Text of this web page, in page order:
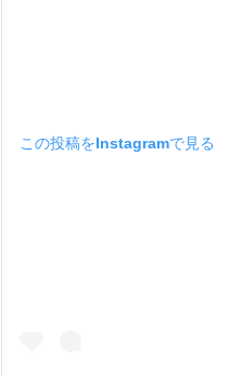
この投稿をInstagramで見る